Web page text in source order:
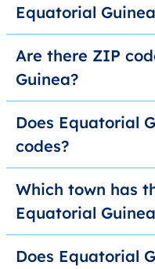
Equatorial
Are there ZIP
Guinea?
Does Equatorial
codes?
Which town has
Equatorial
Does Equatorial